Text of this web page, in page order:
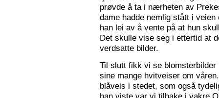
prøvde å ta i nærheten av
dame hadde nemlig stått i
han lei av å vente på at hun
Det skulle vise seg i ettertid at
verdsatte bilder.
Til slutt fikk vi se
sine mange hvitveiser om
blåveis i stedet, som også
han viste var vi tilbake i vakre